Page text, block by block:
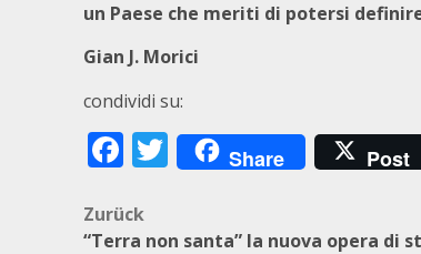
un Paese che meriti di potersi
Gian J. Morici
condividi su:
Facebook
Twitter
Share Post
Beitragsnavigation
Zurück
“Terra non santa” la nuova opera di